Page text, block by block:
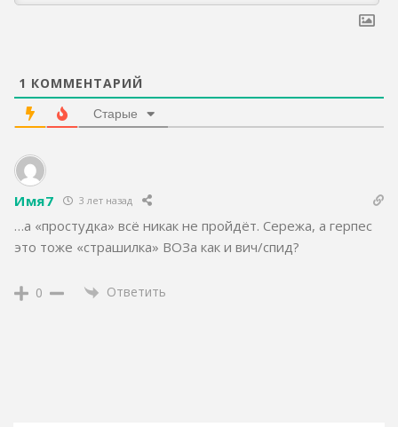
1 КОММЕНТАРИЙ
Старые
Имя7 3 лет назад
…а «простудка» всё никак не пройдёт. Сережа, а герпес
это тоже «страшилка» ВОЗа как и вич/спид?
0 Ответить